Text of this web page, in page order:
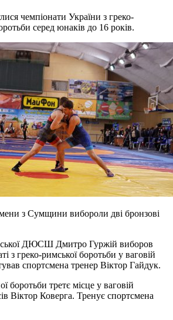
чемпіонати України з греко-
серед юнаків до 16 років.
з Сумщини вибороли дві бронзові
ДЮСШ Дмитро Гуржій виборов
з греко-римської боротьби у ваговій
спортсмена тренер Віктор Гайдук.
боротьби третє місце у ваговій
Віктор Коверга. Тренує спортсмена